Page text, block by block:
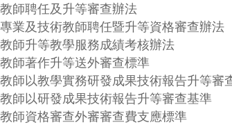
師聘任及升等審查辦法
業及技術教師聘任暨升等資格審查辦法
師升等教學服務成績考核辦法
師著作升等送外審查標準
師以教學實務研發成果技術報告升等審
師以研發成果技術報告升等審查基準
師資格審查外審審查費支應標準